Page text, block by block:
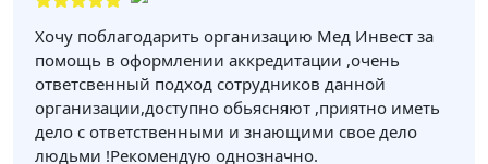
Хочу поблагодарить организацию Мед Инвест за
помощь в оформлении аккредитации ,очень
ответсвенный подход сотрудников данной
организации,доступно обьясняют ,приятно иметь
дело с ответственными и знающими свое дело
людьми !Рекомендую однозначно.